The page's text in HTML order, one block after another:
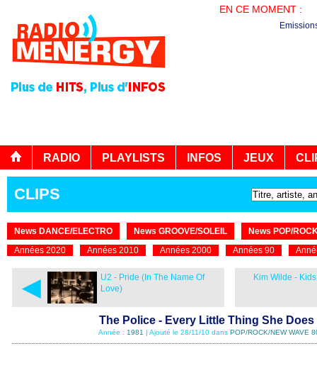
EN CE MOMENT :
RADIO PLAYLISTS INFOS JEUX
CLIPS
News DANCE/ELECTRO News GROOVE/SOLEIL
News POP/
Années 2020
Années 2010 Années 2000 Années 90
◄
U2 - Pride (In The Name Of
Love)
Kim Wilde -
The Police - Every Little Thing She Does
Année : 1981 | Ajouté le 28/11/10 dans POP/ROCK/NEW WAVE